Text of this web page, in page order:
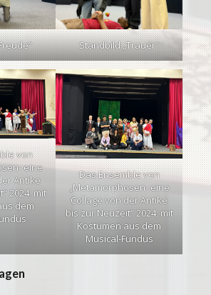
Standbild „Trauer“
von
eine
Antike
2024; mit
dem
Das Ensemble von
„Metamorphosen- eine
Collage von der Antike
bis zur Neuzeit“ 2024; mit
Kostümen aus dem
Musical-Fundus